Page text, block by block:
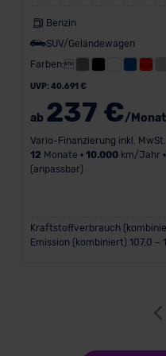
Benzin
SUV/Geländewagen
Farben:
UVP: 40.691 €
ab 237 €/Monat
Vario-Finanzierung inkl. MwSt.
12 Monate • 10.000km/Jahr •
(anpassbar)
Kraftstoffverbrauch
Emission (kombiniert) 107,0 –